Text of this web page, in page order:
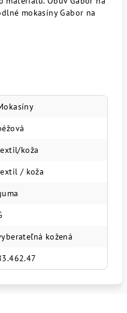
mokasíny Gabor na
koža
/ koža
kožená